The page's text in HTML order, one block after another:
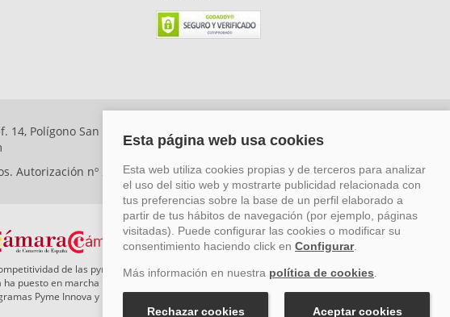
Polígono San Rafael, Málaga. CP: 29006) Tel: +34 917 815 555 -
Autorización nº 29780-2
de las pymes mediante el impulso de la innovación, el desarrollo
puesto en marcha un Plan de Acción durante el año 2026 para reforzar su
Pyme Innova y Pyme Cibersegura de la Cámara de Comercio de Málaga.